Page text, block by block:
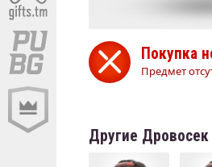
Покупка
Предмет
Другие